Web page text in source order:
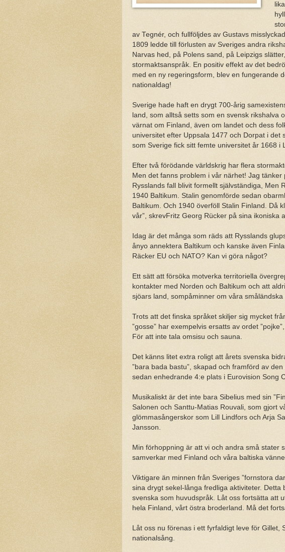
av Tegnér, och fullföljdes av Gustavs
1809 ledde till förlusten av Sveriges andra
Narvas hed, på Polens sand, på Leipzigs
stormaktsanspråk. En positiv effekt av det
med en ny regeringsform, blev en fungerande
nationaldag!
Sverige hade haft en drygt 700-årig
land, som alltså setts som en svensk rikshalva
värnat om Finland, även om landet och dess
universitet efter Uppsala 1477 och Dorpat i det
som Sverige fick sitt femte universitet år 1668 i
Efter två förödande världskrig har flera
Men det fanns problem i vår närhet! Jag
Rysslands fall blivit formellt självständiga, Men
1940 Baltikum. Stalin genomförde sedan
Baltikum. Och 1940 överföll Stalin Finland. Då
vår”, skrevFritz Georg Rücker på sina ikoniska
Idag är det många som räds att Rysslands
ånyo annektera Baltikum och kanske även
Räcker EU och NATO? Kan vi göra något?
Ett sätt att försöka motverka territoriella
kontakter med Norden och Baltikum och att
sjöars land, sompåminner om våra
Trots att det finska språket skiljer sig mycket
”gosse” har exempelvis ersatts av ordet
För att inte tala omsisu och sauna.
Det känns litet extra roligt att årets svenska
”bara bada bastu”, skapad och framförd av
sedan enhedrande 4:e plats i Eurovision Song
Musikaliskt är det inte bara Sibelius med sin
Salonen och Santtu-Matias Rouvali, som gjort
glömmasångerskor som Lill Lindfors och Arja
Jansson.
Min förhoppning är att vi och andra små stater
samverkar med Finland och våra baltiska
Viktigare än minnen från Sveriges ”fornstora
sina drygt sekel-långa fredliga aktiviteter.
svenska som huvudspråk. Låt oss fortsätta att
hela Finland, vårt östra broderland. Må det
Låt oss nu förenas i ett fyrfaldigt leve för
nationalsång.